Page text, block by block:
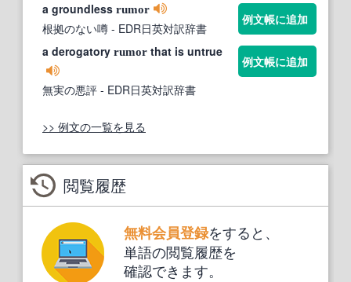
a groundless rumor
根拠のない噂 - EDR日英対訳辞書
例文帳に追加
a derogatory rumor that is untrue
無実の悪評 - EDR日英対訳辞書
例文帳に追加
>> 例文の一覧を見る
閲覧履歴
無料会員登録をすると、
単語の閲覧履歴を
確認できます。